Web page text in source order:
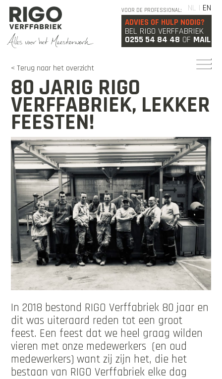
NL | EN
VOOR DE PROFESSIONAL:
ADVIES OF HULP NODIG?
BEL RIGO VERFFABRIEK
0255 54 84 48 OF MAIL
< Terug naar het overzicht
80 JARIG RIGO
VERFFABRIEK, LEKKER
FEESTEN!
In 2018 bestond RIGO Verffabriek 80 jaar en
dit was uiteraard reden tot een groot
feest. Een feest dat we heel graag wilden
vieren met onze medewerkers (en oud
medewerkers) want zij zijn het, die het
bestaan van RIGO Verffabriek elke dag